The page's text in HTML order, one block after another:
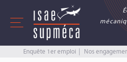
Enquête 1er emploi Nos